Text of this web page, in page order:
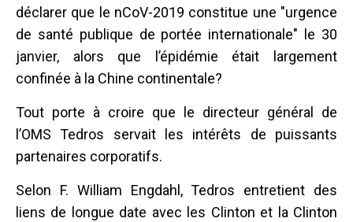
déclarer que le nCoV-2019 constitue une "urgence
de santé publique de portée internationale" le 30
janvier, alors que l’épidémie était largement
confinée à la Chine continentale?
Tout porte à croire que le directeur général de
l’OMS Tedros servait les intérêts de puissants
partenaires corporatifs.
Selon F. William Engdahl, Tedros entretient des
liens de longue date avec les Clinton et la Clinton